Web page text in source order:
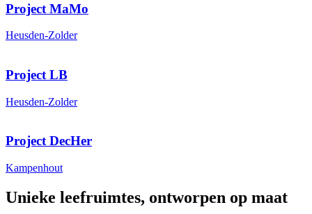
Project MaMo
Heusden-Zolder
Project LB
Heusden-Zolder
Project DecHer
Kampenhout
Unieke leefruimtes, ontworpen op maat